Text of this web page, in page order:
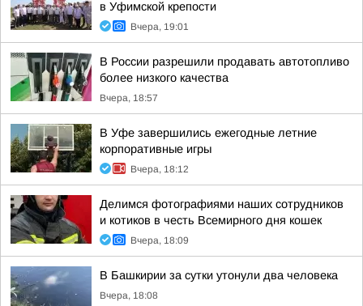
в Уфимской крепости
Вчера, 19:01
В России разрешили продавать автотопливо
более низкого качества
Вчера, 18:57
В Уфе завершились ежегодные летние
корпоративные игры
Вчера, 18:12
Делимся фотографиями наших сотрудников
и котиков в честь Всемирного дня кошек
Вчера, 18:09
В Башкирии за сутки утонули два человека
Вчера, 18:08